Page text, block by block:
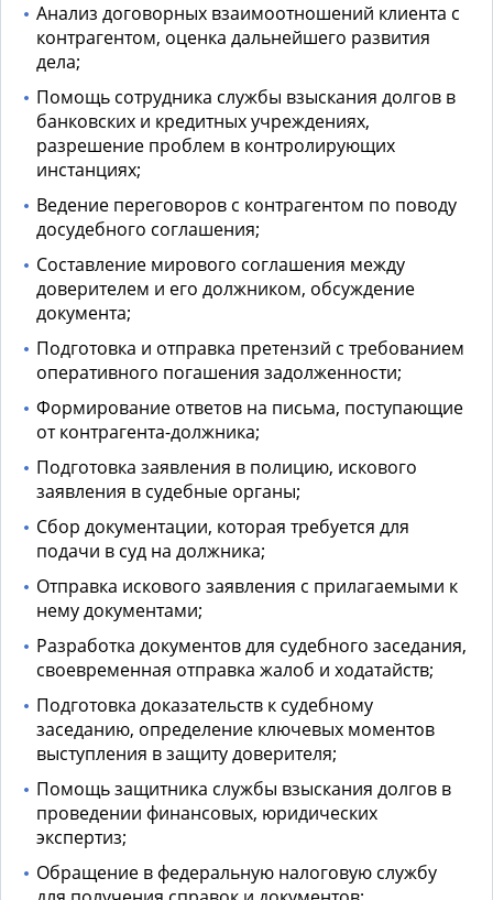
Анализ договорных взаимоотношений клиента с
контрагентом, оценка дальнейшего развития
дела;
Помощь сотрудника службы взыскания долгов в
банковских и кредитных учреждениях,
разрешение проблем в контролирующих
инстанциях;
Ведение переговоров с контрагентом по поводу
досудебного соглашения;
Составление мирового соглашения между
доверителем и его должником, обсуждение
документа;
Подготовка и отправка претензий с требованием
оперативного погашения задолженности;
Формирование ответов на письма, поступающие
от контрагента-должника;
Подготовка заявления в полицию, искового
заявления в судебные органы;
Сбор документации, которая требуется для
подачи в суд на должника;
Отправка искового заявления с прилагаемыми к
нему документами;
Разработка документов для судебного заседания,
своевременная отправка жалоб и ходатайств;
Подготовка доказательств к судебному
заседанию, определение ключевых моментов
выступления в защиту доверителя;
Помощь защитника службы взыскания долгов в
проведении финансовых, юридических
экспертиз;
Обращение в федеральную налоговую службу